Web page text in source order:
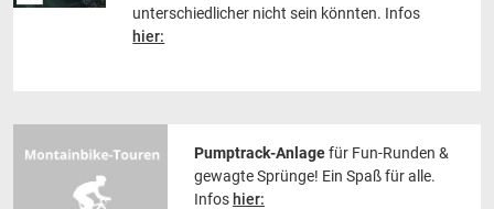
unterschiedlicher nicht sein könnten. Infos
hier:
Pumptrack-Anlagefür Fun-Runden &
gewagte Sprünge! Ein Spaß für alle.
Infoshier: